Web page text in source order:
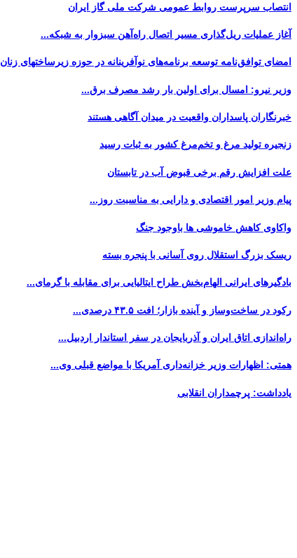
انتصاب سرپرست روابط عمومی شرکت ملی گاز ایران
آغاز عملیات ریل‌گذاری مسیر اتصال راه‌آهن سبزوار به شبکه...
امضای توافق‌نامه توسعه برنامه‌های نوآفرینانه در حوزه زیرساخت‏های زنان
وزیر نیرو: امسال برای اولین بار رشد مصرف برق...
خبرنگاران پاسداران واقعیت در میدان آگاهی هستند
زنجیره تولید مرغ و تخم‌مرغ کشور به ثبات رسید
علت افزایش رقم برخی قبوض آب در تابستان
پیام وزیر امور اقتصادی و دارایی به مناسبت روز...
واکاوی کاهش خاموشی ها باوجود جنگ
ریسک بزرگ استقلال روی آسانی با پنجره بسته
بادگیرهای ایرانی الهام‌بخش طراح ایتالیایی برای مقابله با گرمای...
رکود در ساخت‌وساز و آینده بازار؛ افت ۴۳.۵ درصدی...
راه‌اندازی اتاق ایران و آذربایجان در سفر استاندار اردبیل...
همتی: اظهارات وزیر خزانه‌داری آمریکا با مواضع قبلی وی...
یادداشت: پرچمداران انقلابی